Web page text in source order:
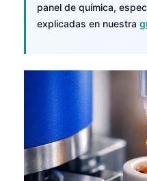
panel de química,
explicadas en nuestra